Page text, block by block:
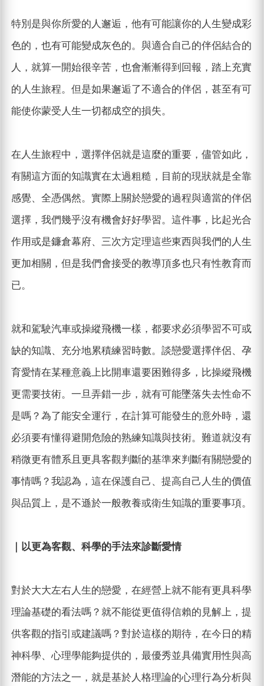
特別是與你所愛的人邂逅，他有可能讓你的人生變成彩
色的，也有可能變成灰色的。與適合自己的伴侶結合的
人，就算一開始很辛苦，也會漸漸得到回報，踏上充實
的人生旅程。但是如果邂逅了不適合的伴侶，甚至有可
能使你蒙受人生一切都成空的損失。
在人生旅程中，選擇伴侶就是這麼的重要，儘管如此，
有關這方面的知識實在太過粗糙，目前的現狀就是全靠
感覺、全憑偶然。實際上關於戀愛的過程與適當的伴侶
選擇，我們幾乎沒有機會好好學習。這件事，比起光合
作用或是鐮倉幕府、三次方定理這些東西與我們的人生
更加相關，但是我們會接受的教導頂多也只有性教育而
已。
就和駕駛汽車或操縱飛機一樣，都要求必須學習不可或
缺的知識、充分地累積練習時數。談戀愛選擇伴侶、孕
育愛情在某種意義上比開車還要困難得多，比操縱飛機
更需要技術。一旦弄錯一步，就有可能墜落失去性命不
是嗎？為了能安全運行，在計算可能發生的意外時，還
必須要有懂得避開危險的熟練知識與技術。難道就沒有
稍微更有體系且更具客觀判斷的基準來判斷有關戀愛的
事情嗎？我認為，這在保護自己、提高自己人生的價值
與品質上，是不遜於一般教養或衛生知識的重要事項。
｜以更為客觀、科學的手法來診斷愛情
對於大大左右人生的戀愛，在經營上就不能有更具科學
理論基礎的看法嗎？就不能從更值得信賴的見解上，提
供客觀的指引或建議嗎？對於這樣的期待，在今日的精
神科學、心理學能夠提供的，最優秀並具備實用性與高
潛能的方法之一，就是基於人格理論的心理行為分析與